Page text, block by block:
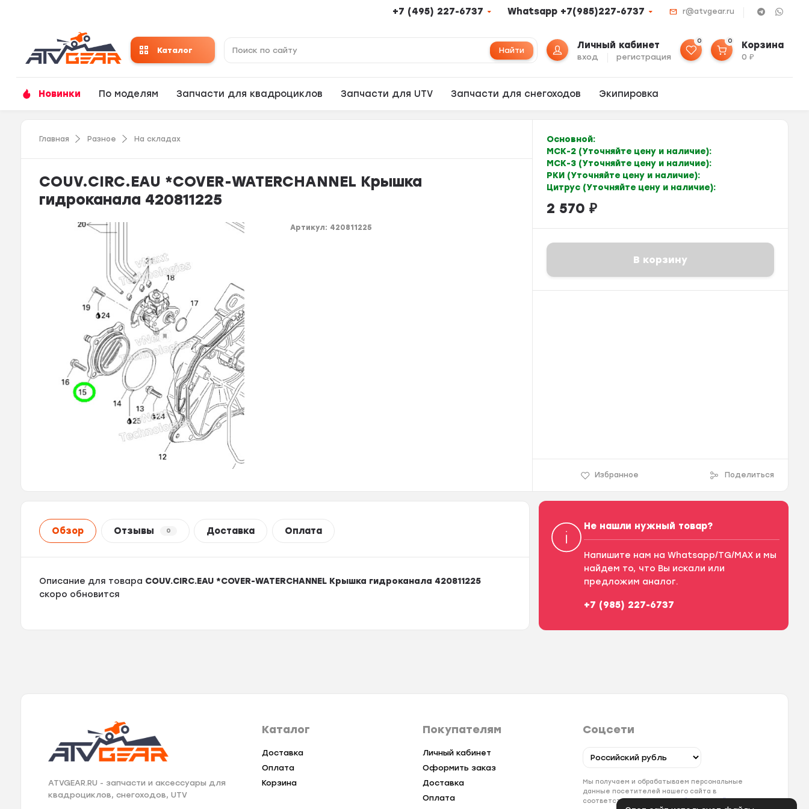
+7 (495) 227-6737 Whatsapp +7(985)227-6737 r@atvgear.ru
Каталог Найти Личный кабинет
вход регистрация
0 0 Корзина
0₽
Новинки По моделям Запчасти для квадроциклов Запчасти для UTV Запчасти для снегоходов Экипировка
Главная Разное На складах
COUV.CIRC.EAU *COVER-WATERCHANNEL Крышка
гидроканала 420811225
Артикул: 420811225
Основной:
МСК-2 (Уточняйте цену и наличие):
МСК-3 (Уточняйте цену и наличие):
РКИ (Уточняйте цену и наличие):
Цитрус (Уточняйте цену и наличие):
2 570 ₽
В корзину
Избранное Поделиться
Обзор Отзывы 0 Доставка Оплата
Описание для товара COUV.CIRC.EAU *COVER-WATERCHANNEL Крышка гидроканала 420811225
скоро обновится
Не нашли нужный товар?
Напишите нам на Whatsapp/TG/MAX и мы
найдем то, что Вы искали или
предложим аналог.
+7 (985) 227-6737
ATVGEAR.RU - запчасти и аксессуары для
квадроциклов, снегоходов, UTV
Каталог
Доставка
Оплата
Корзина
Покупателям
Личный кабинет
Оформить заказ
Доставка
Оплата
Соцсети
Мы получаем и обрабатываем персональные
данные посетителей нашего сайта в
соответствии софициальной политикой. Если вы